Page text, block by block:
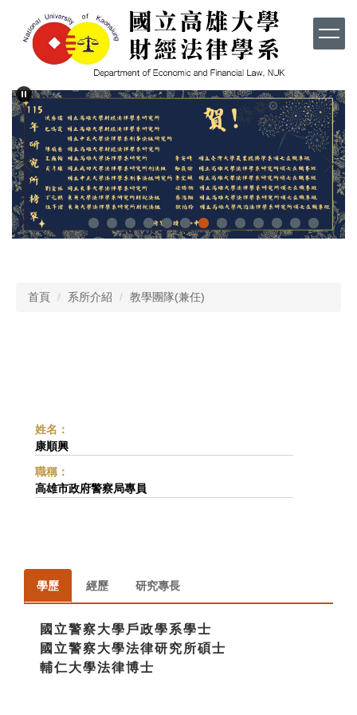
容
區
首頁 系所介紹 教學團隊(兼任)
姓名：
康順興
職稱：
高雄市政府警察局專員
學歷 經歷 研究專長
國立警察大學戶政學系學士
國立警察大學法律研究所碩士
輔仁大學法律博士